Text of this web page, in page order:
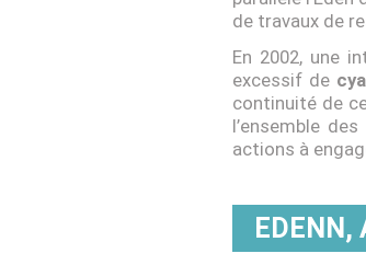
de travaux de
En 2002, une
excessif de
continuité de
l’ensemble
actions à
EDENN,